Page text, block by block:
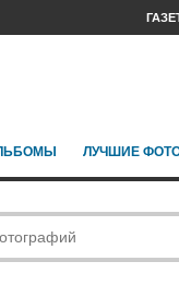
ЛУЧШИЕ